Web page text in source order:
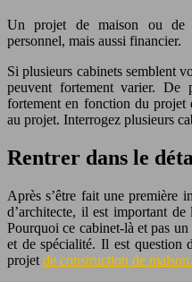
Un projet de maison ou de
personnel, mais aussi financier.
Si plusieurs cabinets semblent
peuvent fortement varier. De
fortement en fonction du
au projet. Interrogez plusieurs
Rentrer dans le
Après s’être fait une première
d’architecte, il est important
Pourquoi ce cabinet-là et pas
et de spécialité. Il est question
projet de construction de maison.